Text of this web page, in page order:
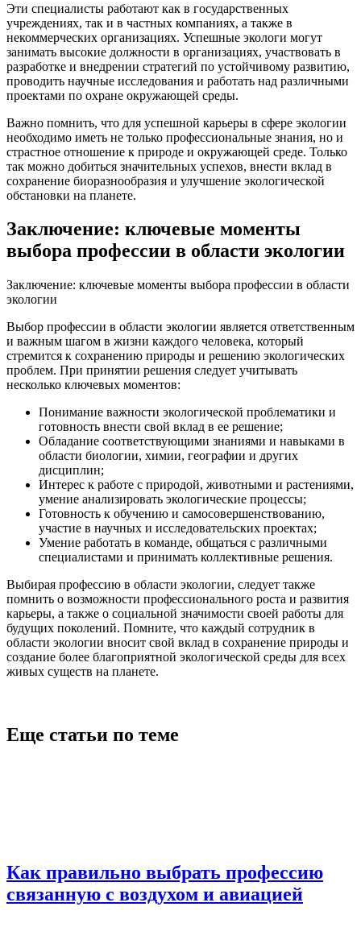
Эти специалисты работают как в государственных
учреждениях, так и в частных компаниях, а также в
некоммерческих организациях. Успешные экологи могут
занимать высокие должности в организациях, участвовать в
разработке и внедрении стратегий по устойчивому развитию,
проводить научные исследования и работать над различными
проектами по охране окружающей среды.
Важно помнить, что для успешной карьеры в сфере экологии
необходимо иметь не только профессиональные знания, но и
страстное отношение к природе и окружающей среде. Только
так можно добиться значительных успехов, внести вклад в
сохранение биоразнообразия и улучшение экологической
обстановки на планете.
Заключение: ключевые моменты
выбора профессии в области экологии
Заключение: ключевые моменты выбора профессии в области
экологии
Выбор профессии в области экологии является ответственным
и важным шагом в жизни каждого человека, который
стремится к сохранению природы и решению экологических
проблем. При принятии решения следует учитывать
несколько ключевых моментов:
Понимание важности экологической проблематики и
готовность внести свой вклад в ее решение;
Обладание соответствующими знаниями и навыками в
области биологии, химии, географии и других
дисциплин;
Интерес к работе с природой, животными и растениями,
умение анализировать экологические процессы;
Готовность к обучению и самосовершенствованию,
участие в научных и исследовательских проектах;
Умение работать в команде, общаться с различными
специалистами и принимать коллективные решения.
Выбирая профессию в области экологии, следует также
помнить о возможности профессионального роста и развития
карьеры, а также о социальной значимости своей работы для
будущих поколений. Помните, что каждый сотрудник в
области экологии вносит свой вклад в сохранение природы и
создание более благоприятной экологической среды для всех
живых существ на планете.
Еще статьи по теме
Как правильно выбрать профессию
связанную с воздухом и авиацией